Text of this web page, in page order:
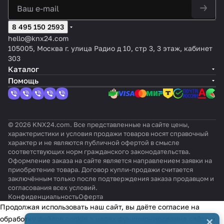
наст
енно
го
монт
ажа -
сере
брис
тый
наст
го
монт
ажа -
ацит
0
цве
т:
Ант
сенсор
ом,
PD2N-
KNXs-
ый,
9016
й,
ок:
ens
ый,
RAL
8 495 150 2593
hello@knx24.com
105005, Москва г. улица Радио д 10, стр 3, 3 этаж, кабинет
303
Каталог
Помощь
© 2026 KNX24.com. Все представленные на сайте цены,
характеристики и условия продажи товаров носят справочный
характер и не являются публичной офертой в смысле
соответствующих норм гражданского законодательства.
Оформление заказа на сайте является направлением заявки на
приобретение товара. Договор купли-продажи считается
заключённым только после подтверждения заказа продавцом и
согласования всех условий.
КонфиденциальностьОферта
Продолжая использовать наш сайт, вы даёте согласие на
обработку файлов cookie в целях функционирования сайта и